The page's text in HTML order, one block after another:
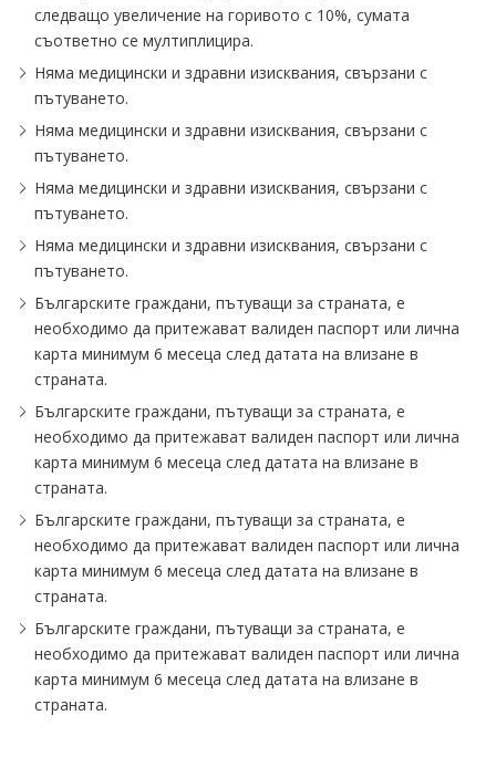
следващо увеличение на горивото с 10%, сумата
съответно се мултиплицира.
Няма медицински и здравни изисквания, свързани с
пътуването.
Няма медицински и здравни изисквания, свързани с
пътуването.
Няма медицински и здравни изисквания, свързани с
пътуването.
Няма медицински и здравни изисквания, свързани с
пътуването.
Българските граждани, пътуващи за страната, е
необходимо да притежават валиден паспорт или лична
карта минимум 6 месеца след датата на влизане в
страната.
Българските граждани, пътуващи за страната, е
необходимо да притежават валиден паспорт или лична
карта минимум 6 месеца след датата на влизане в
страната.
Българските граждани, пътуващи за страната, е
необходимо да притежават валиден паспорт или лична
карта минимум 6 месеца след датата на влизане в
страната.
Българските граждани, пътуващи за страната, е
необходимо да притежават валиден паспорт или лична
карта минимум 6 месеца след датата на влизане в
страната.